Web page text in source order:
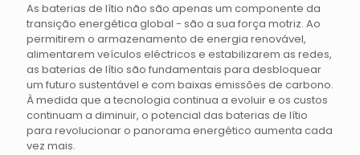
As baterias de lítio não são apenas um componente da
transição energética global - são a sua força motriz. Ao
permitirem o armazenamento de energia renovável,
alimentarem veículos eléctricos e estabilizarem as redes,
as baterias de lítio são fundamentais para desbloquear
um futuro sustentável e com baixas emissões de carbono.
À medida que a tecnologia continua a evoluir e os custos
continuam a diminuir, o potencial das baterias de lítio
para revolucionar o panorama energético aumenta cada
vez mais.